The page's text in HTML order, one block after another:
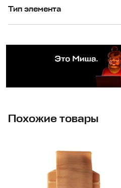
Тип элемента
Похожие товары